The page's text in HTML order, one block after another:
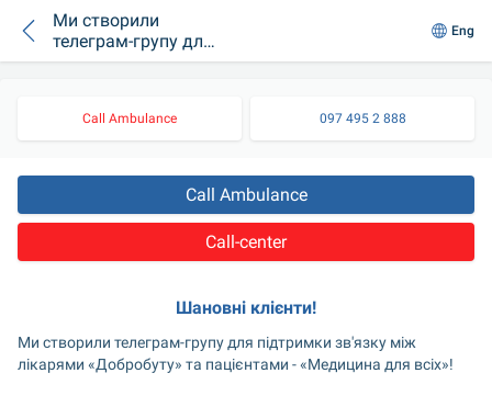
Ми створили
телеграм-групу для
підтримки зв'язку
пацієнтами -
"Медицина для
Eng
Call Ambulance 097 495 2 888
Call Ambulance
Call-center
Шановні клієнти!
Ми створили телеграм-групу для підтримки зв'язку між
лікарями «Добробуту» та пацієнтами - «Медицина для всіх»!